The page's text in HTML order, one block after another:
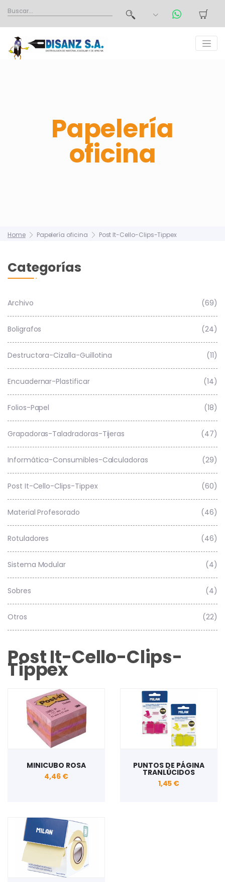
Papelería
oficina
Home Papelería oficina Post It-Cello-Clips-Tippex
Categorías
Archivo (69)
Boligrafos (24)
Destructora-Cizalla-Guillotina (11)
Encuadernar-Plastificar (14)
Folios-Papel (18)
Grapadoras-Taladradoras-Tijeras (47)
Informática-Consumibles-Calculadoras (29)
Post It-Cello-Clips-Tippex (60)
Material Profesorado (46)
Rotuladores (46)
Sistema Modular (4)
Sobres (4)
Otros (22)
Post It-Cello-Clips-
Tippex
MINICUBO ROSA
4,46 €
PUNTOS DE PÁGINA
TRANLÚCIDOS
1,45 €